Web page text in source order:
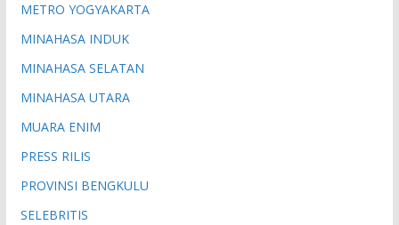
METRO YOGYAKARTA
MINAHASA INDUK
MINAHASA SELATAN
MINAHASA UTARA
MUARA ENIM
PRESS RILIS
PROVINSI BENGKULU
SELEBRITIS